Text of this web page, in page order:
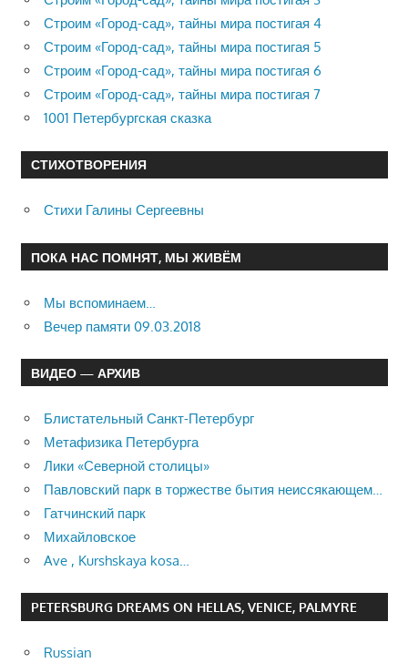
Строим «Город-сад», тайны мира постигая 4
Строим «Город-сад», тайны мира постигая 5
Строим «Город-сад», тайны мира постигая 6
Строим «Город-сад», тайны мира постигая 7
1001 Петербургская сказка
СТИХОТВОРЕНИЯ
Стихи Галины Сергеевны
ПОКА НАС ПОМНЯТ, МЫ ЖИВЁМ
Мы вспоминаем…
Вечер памяти 09.03.2018
ВИДЕО — АРХИВ
Блистательный Санкт-Петербург
Метафизика Петербурга
Лики «Северной столицы»
Павловский парк в торжестве бытия неиссякающем…
Гатчинский парк
Михайловское
Ave , Kurshskaya kosa…
PETERSBURG DREAMS ON HELLAS, VENICE, PALMYRE
Russian